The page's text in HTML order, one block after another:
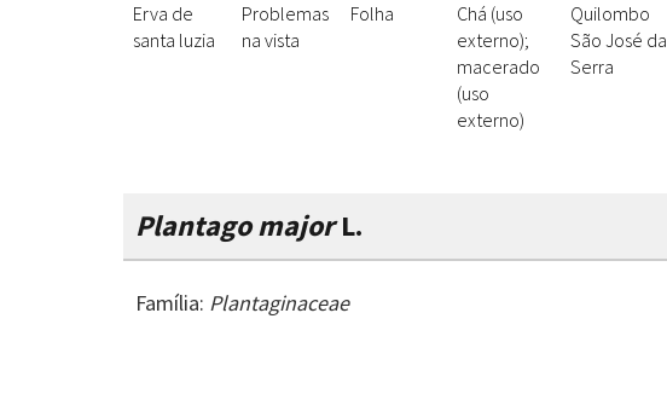
Erva de
santa luzia
Problemas
na vista
Folha
Chá (uso
externo);
macerado
(uso
externo)
Quilombo
São José da
Serra
Plantago majorL.
Família: Plantaginaceae